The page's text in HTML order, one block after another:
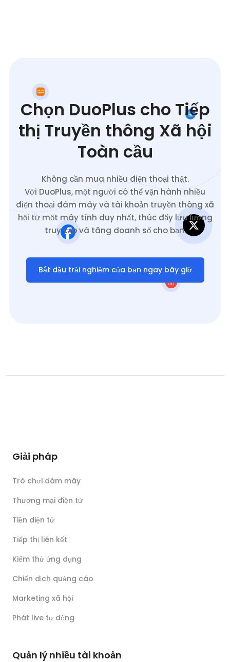
Chọn DuoPlus cho Tiếp
thị Truyền thông Xã hội
Toàn cầu
Không cần mua nhiều điện thoại thật.
Với DuoPlus, một người có thể vận hành nhiều
điện thoại đám mây và tài khoản truyền thông xã
hội từ một máy tính duy nhất, thúc đẩy lưu lượng
truy cập và tăng doanh số cho bạn.
Bắt đầu trải nghiệm của bạn ngay bây giờ
Giải pháp
Trò chơi đám mây
Thương mại điện tử
Tiền điện tử
Tiếp thị liên kết
Kiểm thử ứng dụng
Chiến dịch quảng cáo
Marketing xã hội
Phát live tự động
Quản lý nhiều tài khoản